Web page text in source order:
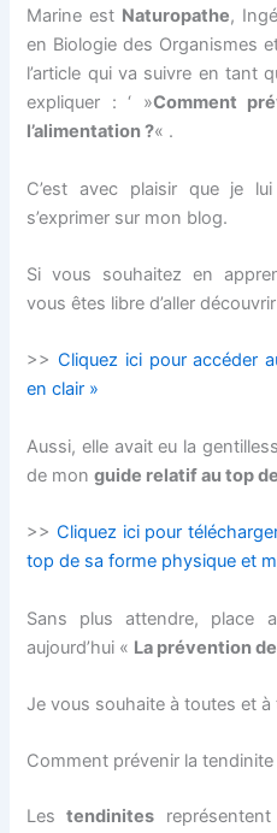
Marine est Naturopathe,
en Biologie des Organismes
l’article qui va suivre en tant
expliquer : ‘ »Comment
l’alimentation ?« .
C’est avec plaisir que je
s’exprimer sur mon blog.
Si vous souhaitez en
vous êtes libre d’aller
>>Cliquez ici pour accéder
en clair »
Aussi, elle avait eu la
de monguide relatif au top
>>Cliquez ici pour
top de sa forme physique et
Sans plus attendre, place
aujourd’hui « La prévention
Je vous souhaite à toutes et
Comment prévenir la tendinite
Lestendinites